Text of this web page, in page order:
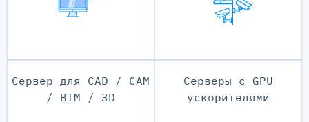
Сервер для CAD / CAM
/ BIM / 3D
Серверы с GPU
ускорителями